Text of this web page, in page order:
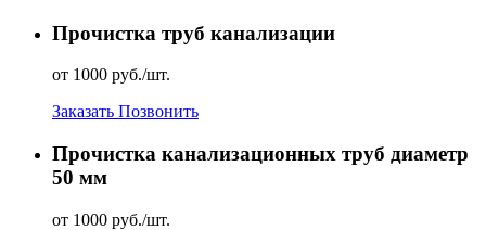
Прочистка труб канализации
от 1000 руб./шт.
Заказать Позвонить
Прочистка канализационных труб диаметр
50 мм
от 1000 руб./шт.